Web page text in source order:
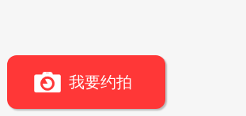
我要约拍